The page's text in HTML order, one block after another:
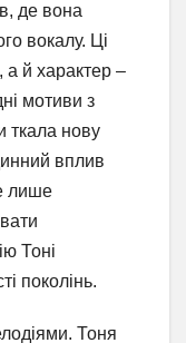
де вона
вокалу. Ці
й характер –
мотиви з
ткала нову
вплив
лише
Тоні
поколінь.
Тоня